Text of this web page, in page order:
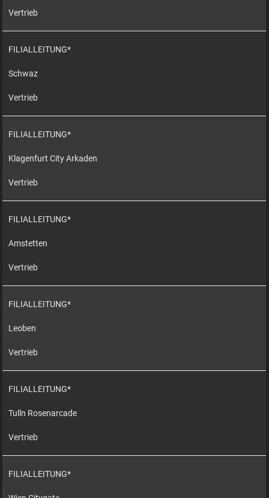
Vertrieb
FILIALLEITUNG*
Schwaz
Vertrieb
FILIALLEITUNG*
Klagenfurt City Arkaden
Vertrieb
FILIALLEITUNG*
Amstetten
Vertrieb
FILIALLEITUNG*
Leoben
Vertrieb
FILIALLEITUNG*
Tulln Rosenarcade
Vertrieb
FILIALLEITUNG*